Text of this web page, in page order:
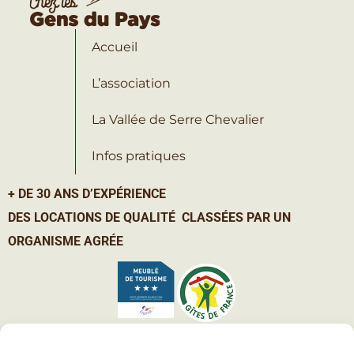
Accueil
L’association
La Vallée de Serre Chevalier
Infos pratiques
+ DE 30 ANS D’EXPÉRIENCE
DES LOCATIONS DE QUALITÉ CLASSÉES PAR UN
ORGANISME AGRÉE